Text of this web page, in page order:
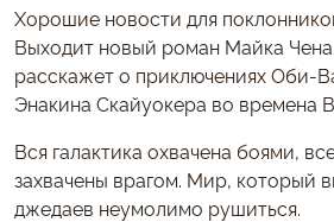
Хорошие новости для
Выходит новый роман Майка
расскажет о приключениях Оби-
Энакина Скайуокера во времена
Вся галактика охвачена боями,
захвачены врагом. Мир, который
джедаев неумолимо рушиться.